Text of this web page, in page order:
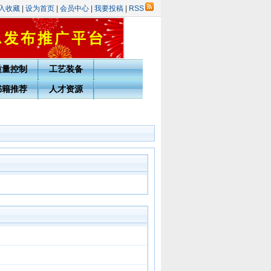
收藏 设为首页 会员中心 我要投稿 RSS
量控制 工艺装备
籍推荐 人才资源